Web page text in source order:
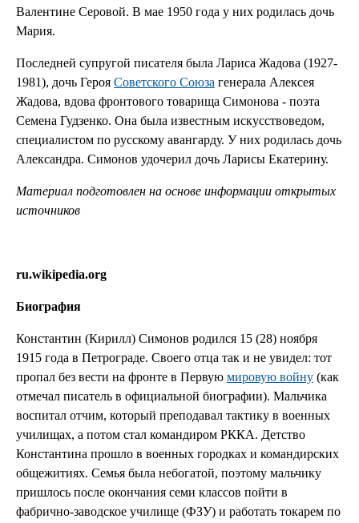
Валентине Серовой. В мае 1950 года у них родилась дочь
Мария.
Последней супругой писателя была Лариса Жадова (1927-
1981), дочь Героя Советского Союза генерала Алексея
Жадова, вдова фронтового товарища Симонова - поэта
Семена Гудзенко. Она была известным искусствоведом,
специалистом по русскому авангарду. У них родилась дочь
Александра. Симонов удочерил дочь Ларисы Екатерину.
Материал подготовлен на основе информации открытых
источников
ru.wikipedia.org
Биография
Константин (Кирилл) Симонов родился 15 (28) ноября
1915 года в Петрограде. Своего отца так и не увидел: тот
пропал без вести на фронте в Первую мировую войну (как
отмечал писатель в официальной биографии). Мальчика
воспитал отчим, который преподавал тактику в военных
училищах, а потом стал командиром РККА. Детство
Константина прошло в военных городках и командирских
общежитиях. Семья была небогатой, поэтому мальчику
пришлось после окончания семи классов пойти в
фабрично-заводское училище (ФЗУ) и работать токарем по